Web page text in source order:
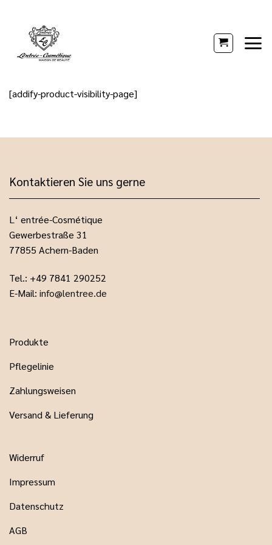
springen
[addify-product-visibility-page]
Kontaktieren Sie uns gerne
L‘ entrée-Cosmétique
Gewerbestraße 31
77855 Achern-Baden
Tel.: +49 7841 290252
E-Mail: info@lentree.de
Produkte
Pflegelinie
Zahlungsweisen
Versand & Lieferung
Widerruf
Impressum
Datenschutz
AGB